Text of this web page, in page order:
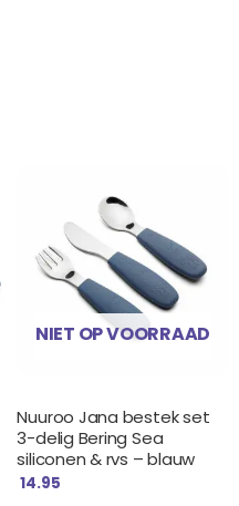
NIET OP VOORRAAD
Nuuroo Jana bestek set
3-delig Bering Sea
siliconen & rvs – blauw
14.95